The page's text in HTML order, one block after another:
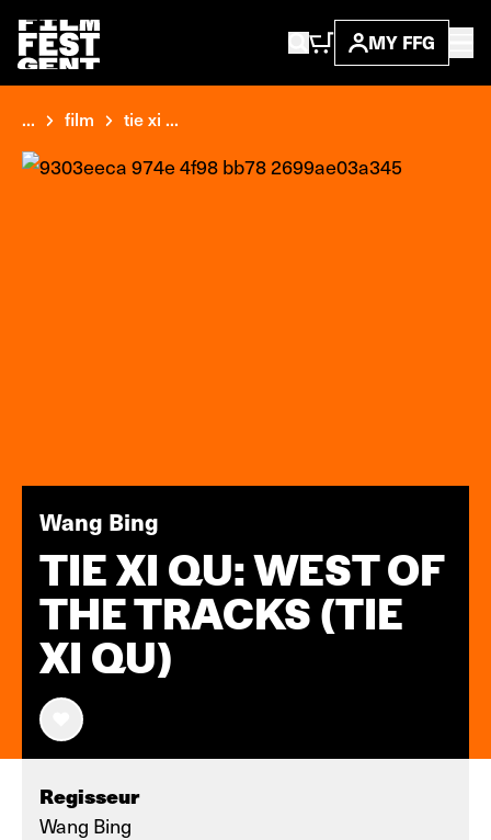
MY FFG
... film tie xi ...
Wang Bing
TIE XI QU: WEST OF
THE TRACKS (TIE
XI QU)
Regisseur
Wang Bing